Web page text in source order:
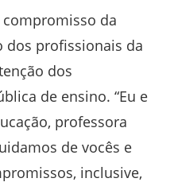
da
dos profissionais da
dos
de ensino. “Eu e
professora
de vocês e
inclusive,